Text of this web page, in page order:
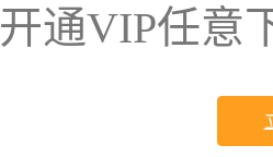
开通VIP任意